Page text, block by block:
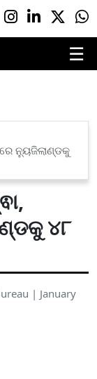
☰
ନ୍ୟୁଜିଲାଣ୍ଡକୁ
୪୮
| January